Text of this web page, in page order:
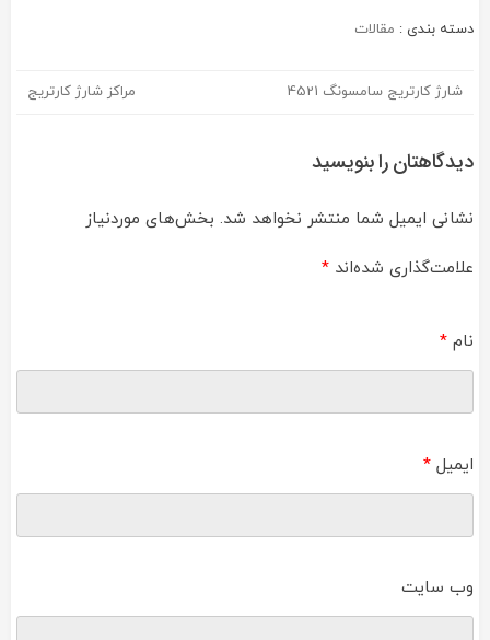
دسته بندی : مقالات
راهبری
شارژ کارتریج سامسونگ 4521 مراکز شارژ کارتریج
دیدگاهتان را بنویسید
نشانی ایمیل شما منتشر نخواهد شد. بخش‌های موردنیاز
علامت‌گذاری شده‌اند *
نام *
ایمیل *
وب‌ سایت